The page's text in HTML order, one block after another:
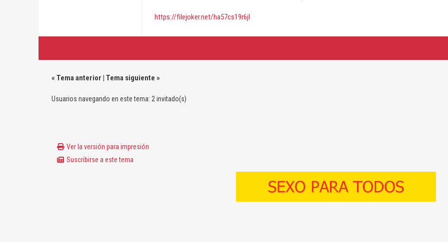
https://filejoker.net/ha57cs19r6jl
« Tema anterior | Tema siguiente »
Usuarios navegando en este tema: 2 invitado(s)
Ver la versión para impresión
Suscribirse a este tema